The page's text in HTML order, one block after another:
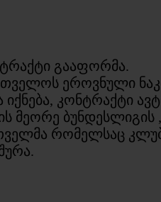
გააფორმა.
ეროვნული
იქნება, კონტრაქტი
მეორე
რომელსაც